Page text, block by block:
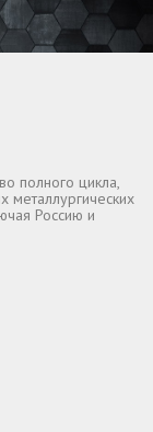
полного цикла,
металлургических
Россию и